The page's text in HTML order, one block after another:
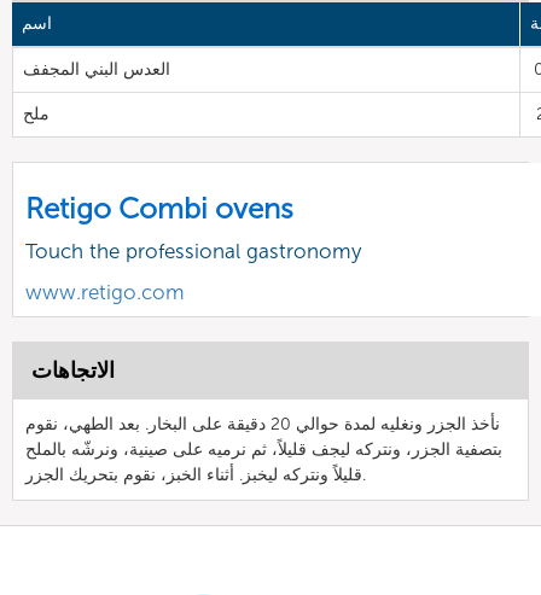
اسم
العدس البني المجفف
ملح
Retigo Combi ovens
Touch the professional gastronomy
www.retigo.com
الاتجاهات
نأخذ الجزر ونغليه لمدة حوالي 20 دقيقة على البخار. بعد الطهي، نقوم
بتصفية الجزر، ونتركه ليجف قليلاً، ثم نرميه على صينية، ونرشّه بالملح
قليلاً ونتركه ليخبز. أثناء الخبز، نقوم بتحريك الجزر.